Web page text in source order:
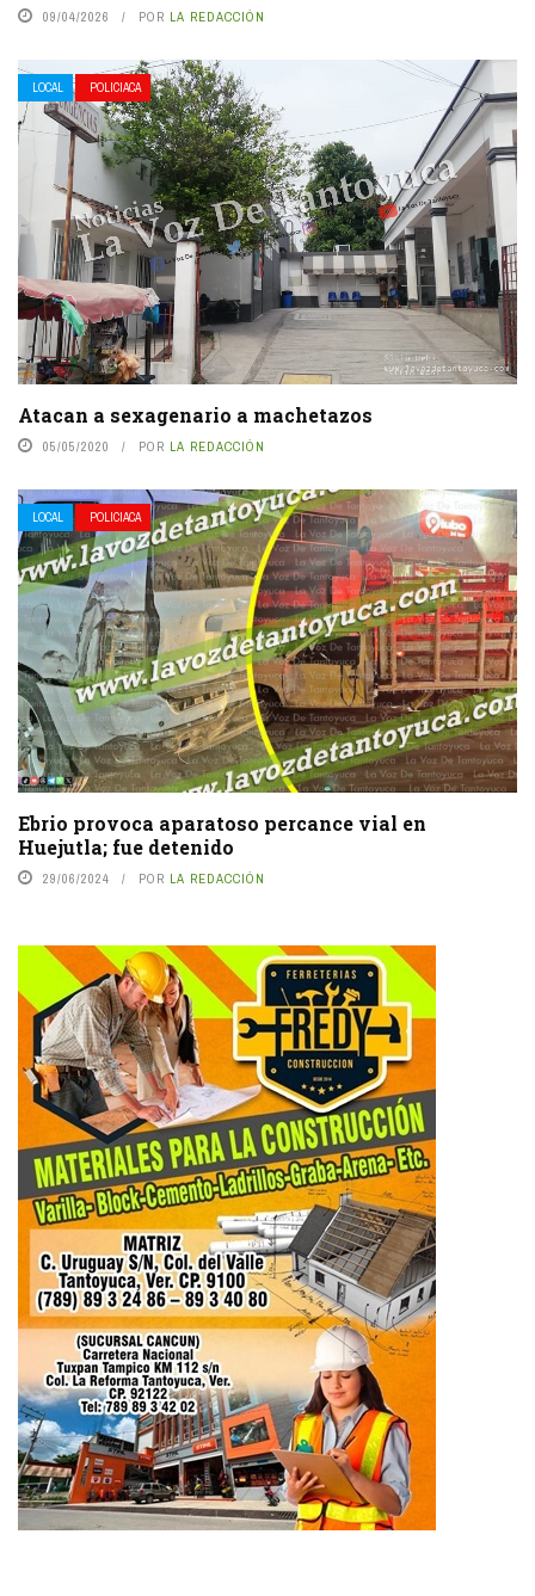
09/04/2026 POR LA REDACCIÓN
LOCAL POLICIACA
Atacan a sexagenario a machetazos
05/05/2020 POR LA REDACCIÓN
LOCAL POLICIACA
Ebrio provoca aparatoso percance vial en
Huejutla; fue detenido
29/06/2024 POR LA REDACCIÓN